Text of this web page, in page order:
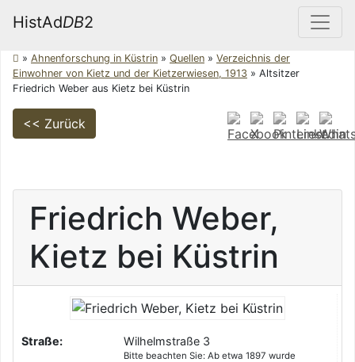
HistAdDB2
» Ahnenforschung in Küstrin » Quellen » Verzeichnis der
Einwohner von Kietz und der Kietzerwiesen, 1913 » Altsitzer
Friedrich Weber aus Kietz bei Küstrin
<< Zurück
Friedrich Weber,
Kietz bei Küstrin
Straße: Wilhelmstraße 3
Bitte beachten Sie: Ab etwa 1897 wurde